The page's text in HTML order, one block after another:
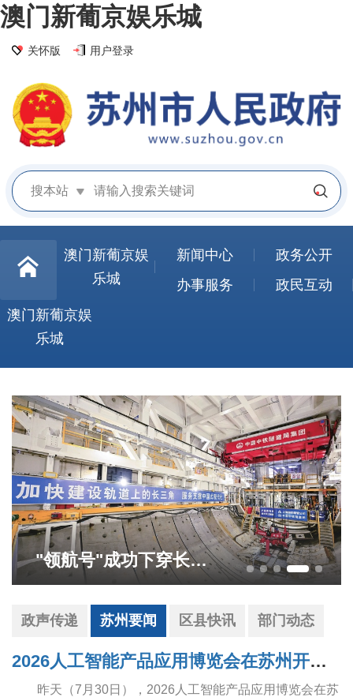
澳门新葡京娱乐城
关怀版 用户登录
搜本站
澳门新葡京娱
乐城
新闻中心
政务公开
办事服务
政民互动
澳门新葡京娱
乐城
"领航号"成功下穿长江天堑
政声传递 苏州要闻 区县快讯 部门动态
2026人工智能产品应用博览会在苏州开幕 范波王维出席
昨天（7月30日），2026人工智能产品应用博览会在苏